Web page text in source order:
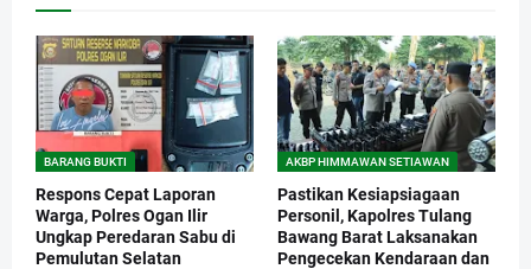
BARANG BUKTI
Respons Cepat Laporan
Warga, Polres Ogan Ilir
Ungkap Peredaran Sabu di
Pemulutan Selatan
AKBP HIMMAWAN SETIAWAN
Pastikan Kesiapsiagaan
Personil, Kapolres Tulang
Bawang Barat Laksanakan
Pengecekan Kendaraan dan